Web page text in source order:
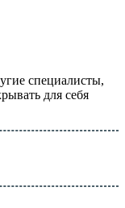
специалисты,
для себя